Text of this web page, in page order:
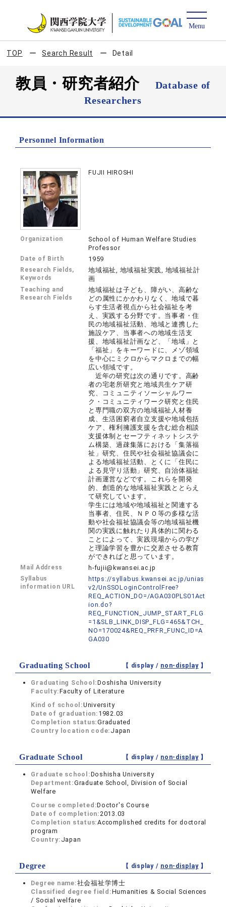
TOP Search Result Detail
教員・研究者紹介
Database of
Researchers
Personnel Information
FUJII HIROSHI
Organization
School of Human Welfare Studies
Professor
Date of Birth 1959
Research Fields,
Keywords
地域福祉, 地域福祉実践, 地域福祉計
画
Teaching and
Research Fields
地域福祉は子ども、障がい、高齢な
どの属性にかかわりなく、地域で暮
らす生活者視点から社会福祉を考
え、実践する分野です。当事者・住
民の地域福祉活動、地域と連携した
施設ケア、当事者への地域生活支
援、地域福祉計画など、「地域」と
「福祉」をキーワードに、メゾ領域
を中心にミクロからマクロまでの幅
広い領域です。
近年の研究は次の通りです。高齢
者の宅老所研究と地域共生ケア研
究、コミュニティソーシャルワー
ク・コミュニティワーク研究と住民
と専門職の双方の地域福祉人材養
成、生活困窮者自立支援や地域包括
ケア、権利擁護支援を含む総合相談
支援体制とセーフティネットシステ
ム構築、過疎集落における「集落福
祉」研究、住民や社会福祉協議会に
よる地域福祉活動、とくに「住民に
よる見守り活動」研究、自治体福祉
計画運営などです。これらを開発
的、創造的な地域福祉実践ととらえ
て研究しています。
学生には地域や地域福祉と関連する
当事者、住民、ＮＰＯ等の多様な活
動や社会福祉協議会等の地域福祉機
関の実践に触れたり具体的に関わる
ことによって、実践現場からの学び
と理論学習を豊かに交差させる教育
ができればと思っています。
Mail Address h-fujii@kwansei.ac.jp
Syllabus
information URL
https://syllabus.kwansei.ac.jp/unias
v2/UnSSOLoginControlFree?
REQ_ACTION_DO=/AGA030PLS01Act
ion.do?
REQ_FUNCTION_JUMP_START_FLG
=1&SLB_LINK_DISP_FLG=465&TCH_
NO=170024&REQ_PRFR_FUNC_ID=A
GA030
Graduating School 【 display / non-display】
Graduating School:Doshisha University
Faculty:Faculty of Literature
Kind of school:University
Date of graduation: 1982.03
Completion status:Graduated
Country location code: Japan
Graduate School 【 display / non-display】
Graduate school:Doshisha University
Department:Graduate School, Division of Social
Welfare
Course completed:Doctor's Course
Date of completion:2013.03
Completion status:Accomplished credits for doctoral
program
Country: Japan
Degree 【 display / non-display】
Degree name:社会福祉学博士
Classified degree field:Humanities & Social Sciences
/ Social welfare